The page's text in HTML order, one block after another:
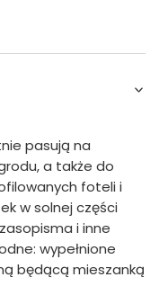
pasują na
a także do
foteli i
w solnej części
i inne
wypełnione
będącą mieszanką